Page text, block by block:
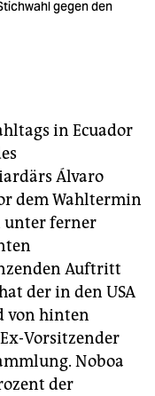
gegen den
in Ecuador
Álvaro
dem Wahltermin
unter ferner
Auftritt
der in den USA
von hinten
Vorsitzender
Noboa
der